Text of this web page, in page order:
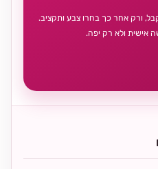
ורק אחר כך בחרו צבע ותקציב.
אישית ולא רק יפה.